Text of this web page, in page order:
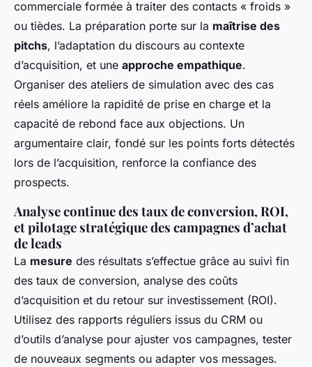
commerciale formée à traiter des contacts « froids »
ou tièdes. La préparation porte sur la maîtrise des
pitchs, l’adaptation du discours au contexte
d’acquisition, et une approche empathique.
Organiser des ateliers de simulation avec des cas
réels améliore la rapidité de prise en charge et la
capacité de rebond face aux objections. Un
argumentaire clair, fondé sur les points forts détectés
lors de l’acquisition, renforce la confiance des
prospects.
Analyse continue des taux de conversion, ROI,
et pilotage stratégique des campagnes d’achat
de leads
La mesure des résultats s’effectue grâce au suivi fin
des taux de conversion, analyse des coûts
d’acquisition et du retour sur investissement (ROI).
Utilisez des rapports réguliers issus du CRM ou
d’outils d’analyse pour ajuster vos campagnes, tester
de nouveaux segments ou adapter vos messages.